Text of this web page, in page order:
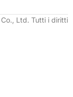
Ltd. Tutti i diritti